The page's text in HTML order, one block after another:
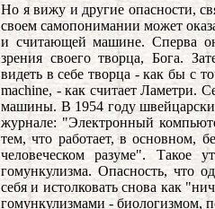
Но я вижу и другие опасности,
своем самопонимании может
и считающей машине. Сперва
зрения своего творца, Бога.
видеть в себе творца - как бы с
machine, - как считает
машины. В 1954 году
журнале: "Электронный
тем, что работает, в основном,
человеческом разуме". Такое
гомункулизма. Опасность, что
себя и истолковать снова как
гомункулизмами - биологизмом,